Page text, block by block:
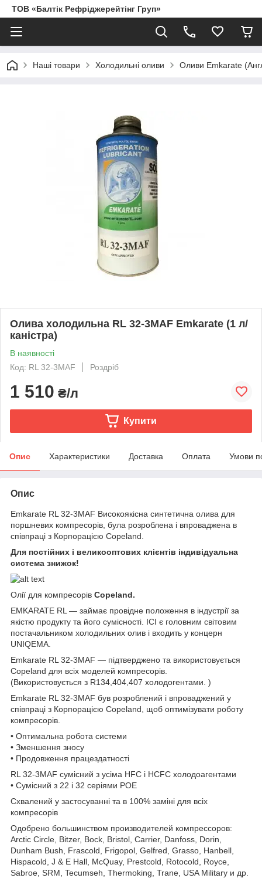
ТОВ «Балтік Рефріджерейтінг Груп»
Наші товари Холодильні оливи Оливи Emkarate
Олива холодильна RL 32-3MAF Emkarate (1 л/
каністра)
В наявності
Код: RL 32-3MAF
Роздріб
1 510 ₴/л
Купити
Опис Характеристики Доставка Оплата Умови
Опис
Emkarate RL 32-3MAF Високоякісна синтетична олива для
поршневих компресорів, була розроблена і впроваджена в
співпраці з Корпорацією Copeland.
Для постійних і великооптових клієнтів індивідуальна
система знижок!
Олії для компресорів Copeland.
EMKARATE RL — займає провідне положення в індустрії за
якістю продукту та його сумісності. ICI є головним світовим
постачальником холодильних олив і входить у концерн
UNIQEMA.
Emkarate RL 32-3MAF — підтверджено та використовується
Copeland для всіх моделей компресорів.
(Використовується з R134,404,407 холодогентами. )
Emkarate RL 32-3MAF був розроблений і впроваджений у
співпраці з Корпорацією Copeland, щоб оптимізувати роботу
компресорів.
• Оптимальна робота системи
• Зменшення зносу
• Продовження працездатності
RL 32-3MAF сумісний з усіма HFC і HCFC холодоагентами
• Сумісний з 22 і 32 серіями POE
Схвалений у застосуванні та в 100% заміні для всіх
компресорів
Одобрено большинством производителей компрессоров:
Arctic Circle, Bitzer, Bock, Bristol, Carrier, Danfoss, Dorin,
Dunham Bush, Frascold, Frigopol, Gelfred, Grasso, Hanbell,
Hispacold, J & E Hall, McQuay, Prestcold, Rotocold, Royce,
Sabroe, SRM, Tecumseh, Thermoking, Trane, USA Military и др.